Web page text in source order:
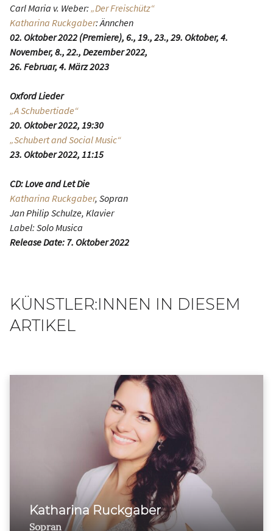
Carl Maria v. Weber: „Der Freischütz“
Katharina Ruckgaber: Ännchen
02. Oktober 2022 (Premiere), 6., 19., 23., 29. Oktober, 4.
November, 8., 22., Dezember 2022,
26. Februar, 4. März 2023
Oxford Lieder
„A Schubertiade“
20. Oktober 2022, 19:30
„Schubert and Social Music“
23. Oktober 2022, 11:15
CD: Love and Let Die
Katharina Ruckgaber, Sopran
Jan Philip Schulze, Klavier
Label: Solo Musica
Release Date: 7. Oktober 2022
KÜNSTLER:INNEN IN DIESEM
ARTIKEL
Katharina Ruckgaber
Sopran